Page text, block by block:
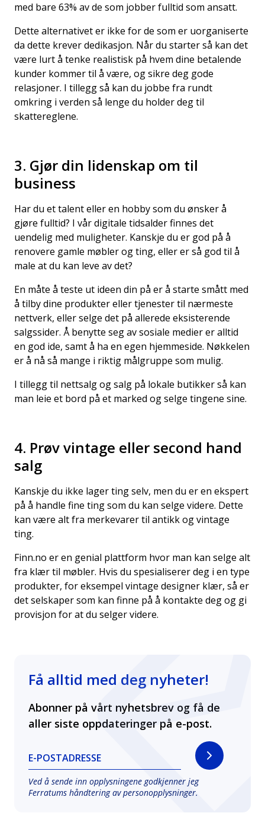
med bare 63% av de som jobber fulltid som ansatt.
Dette alternativet er ikke for de som er uorganiserte
da dette krever dedikasjon. Når du starter så kan det
være lurt å tenke realistisk på hvem dine betalende
kunder kommer til å være, og sikre deg gode
relasjoner. I tillegg så kan du jobbe fra rundt
omkring i verden så lenge du holder deg til
skattereglene.
3. Gjør din lidenskap om til
business
Har du et talent eller en hobby som du ønsker å
gjøre fulltid? I vår digitale tidsalder finnes det
uendelig med muligheter. Kanskje du er god på å
renovere gamle møbler og ting, eller er så god til å
male at du kan leve av det?
En måte å teste ut ideen din på er å starte smått med
å tilby dine produkter eller tjenester til nærmeste
nettverk, eller selge det på allerede eksisterende
salgssider. Å benytte seg av sosiale medier er alltid
en god ide, samt å ha en egen hjemmeside. Nøkkelen
er å nå så mange i riktig målgruppe som mulig.
I tillegg til nettsalg og salg på lokale butikker så kan
man leie et bord på et marked og selge tingene sine.
4. Prøv vintage eller second hand
salg
Kanskje du ikke lager ting selv, men du er en ekspert
på å handle fine ting som du kan selge videre. Dette
kan være alt fra merkevarer til antikk og vintage
ting.
Finn.no er en genial plattform hvor man kan selge alt
fra klær til møbler. Hvis du spesialiserer deg i en type
produkter, for eksempel vintage designer klær, så er
det selskaper som kan finne på å kontakte deg og gi
provisjon for at du selger videre.
Få alltid med deg nyheter!
Abonner på vårt nyhetsbrev og få de
aller siste oppdateringer på e-post.
E-POSTADRESSE
Ved å sende inn opplysningene godkjenner jeg
Ferratums håndtering avpersonopplysninger.